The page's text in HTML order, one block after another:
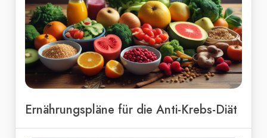
Ernährungspläne für die Anti-Krebs-Diät